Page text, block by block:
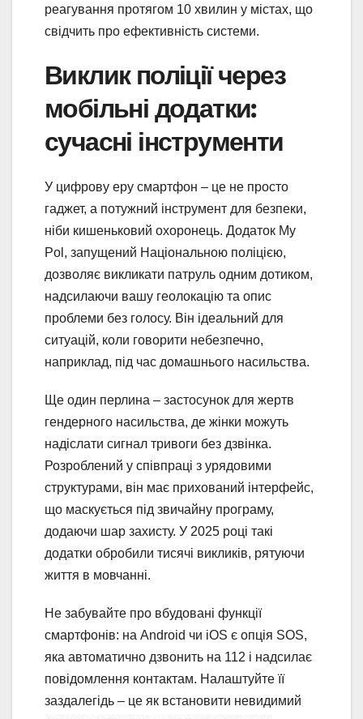
реагування протягом 10 хвилин у містах, що
свідчить про ефективність системи.
Виклик поліції через
мобільні додатки:
сучасні інструменти
У цифрову еру смартфон – це не просто
гаджет, а потужний інструмент для безпеки,
ніби кишеньковий охоронець. Додаток My
Pol, запущений Національною поліцією,
дозволяє викликати патруль одним дотиком,
надсилаючи вашу геолокацію та опис
проблеми без голосу. Він ідеальний для
ситуацій, коли говорити небезпечно,
наприклад, під час домашнього насильства.
Ще один перлина – застосунок для жертв
гендерного насильства, де жінки можуть
надіслати сигнал тривоги без дзвінка.
Розроблений у співпраці з урядовими
структурами, він має прихований інтерфейс,
що маскується під звичайну програму,
додаючи шар захисту. У 2025 році такі
додатки обробили тисячі викликів, рятуючи
життя в мовчанні.
Не забувайте про вбудовані функції
смартфонів: на Android чи iOS є опція SOS,
яка автоматично дзвонить на 112 і надсилає
повідомлення контактам. Налаштуйте її
заздалегідь – це як встановити невидимий